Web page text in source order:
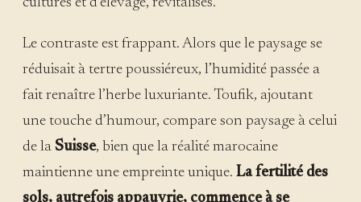
Le contraste est frappant. Alors que le paysage se
réduisait à tertre poussiéreux, l’humidité passée a
fait renaître l’herbe luxuriante. Toufik, ajoutant
une touche d’humour, compare son paysage à celui
de la Suisse, bien que la réalité marocaine
maintienne une empreinte unique. La fertilité des
sols, autrefois appauvrie, commence à se